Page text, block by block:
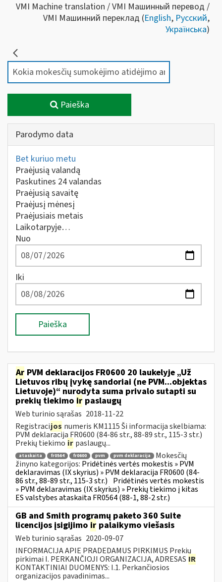
VMI Machine translation / VMI Машинный перевод /
VMI Машинний переклад (English, Русский,
Українська)
Paieška
Parodymo data
Bet kuriuo metu
Praėjusią valandą
Paskutines 24 valandas
Praėjusią savaitę
Praėjusį mėnesį
Praėjusiais metais
Laikotarpyje…
Nuo
Iki
Paieška
Ar PVM deklaracijos FR0600 20 laukelyje „Už
Lietuvos ribų įvykę sandoriai (ne PVM...objektas
Lietuvoje)“ nurodyta suma privalo sutapti su
prekių tiekimo ir paslaugų
Web turinio sąrašas 2018-11-22
Registracijos numeris KM1115 Ši informacija skelbiama:
PVM deklaracija FR0600 (84-86 str., 88-89 str., 115-3 str.)
Prekių tiekimo ir paslaugų...
ataskaita fr0564 fr0600 pvm pvm deklaracija
Mokesčių
žinyno kategorijos: Pridėtinės vertės mokestis » PVM
deklaravimas (IX skyrius) » PVM deklaracija FR0600 (84-
86 str., 88-89 str., 115-3 str.) Pridėtinės vertės mokestis
» PVM deklaravimas (IX skyrius) » Prekių tiekimo į kitas
ES valstybes ataskaita FR0564 (88-1, 88-2 str.)
GB and Smith programų paketo 360 Suite
licencijos įsigijimo ir palaikymo viešasis
Web turinio sąrašas 2020-09-07
INFORMACIJA APIE PRADEDAMUS PIRKIMUS Prekių
pirkimai I. PERKANČIOJI ORGANIZACIJA, ADRESAS IR
KONTAKTINIAI DUOMENYS: I.1. Perkančiosios
organizacijos pavadinimas...